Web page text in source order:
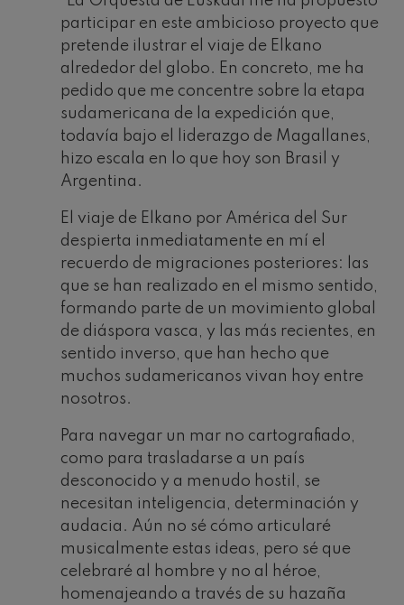
participar en este ambicioso proyecto que
pretende ilustrar el viaje de Elkano
alrededor del globo. En concreto, me ha
pedido que me concentre sobre la etapa
sudamericana de la expedición que,
todavía bajo el liderazgo de Magallanes,
hizo escala en lo que hoy son Brasil y
Argentina.
El viaje de Elkano por América del Sur
despierta inmediatamente en mí el
recuerdo de migraciones posteriores: las
que se han realizado en el mismo sentido,
formando parte de un movimiento global
de diáspora vasca, y las más recientes, en
sentido inverso, que han hecho que
muchos sudamericanos vivan hoy entre
nosotros.
Para navegar un mar no cartografiado,
como para trasladarse a un país
desconocido y a menudo hostil, se
necesitan inteligencia, determinación y
audacia. Aún no sé cómo articularé
musicalmente estas ideas, pero sé que
celebraré al hombre y no al héroe,
homenajeando a través de su hazaña